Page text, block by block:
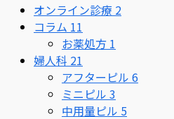
オンライン診療 2
コラム 11
お薬処方 1
婦人科 21
アフターピル 6
ミニピル 3
中用量ピル 5